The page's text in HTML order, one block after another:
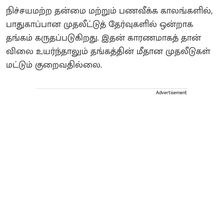
நிச்சயமற்ற தன்மை மற்றும் பணவீக்க காலங்களில்,
பாதுகாப்பான முதலீட்டுத் தேர்வுகளில் ஒன்றாக
தங்கம் கருதப்படுகிறது. இதன் காரணமாகத் தான்
விலை உயர்ந்தாலும் தங்கத்தின் மீதான முதலீடுகள்
மட்டும் குறைவதில்லை.
Advertisement